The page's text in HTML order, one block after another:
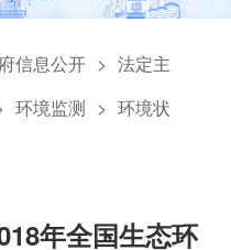
信息公开 > 法定主
环境监测 > 环境状
年全国生态环